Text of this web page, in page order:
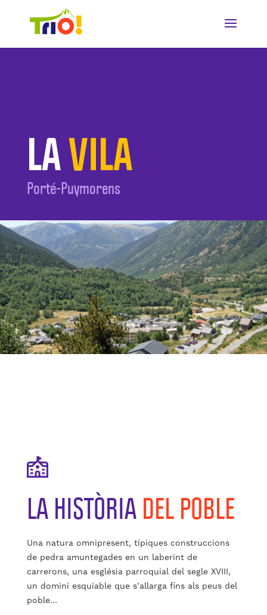
LAVILA
Porté-Puymorens
LA HISTÒRIADEL POBLE
Una natura omnipresent, típiques construccions
de pedra amuntegades en un laberint de
carrerons, una església parroquial del segle XVIII,
un domini esquiable que s’allarga fins als peus del
poble…